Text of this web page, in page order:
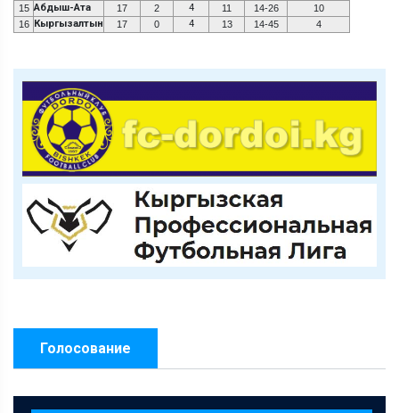
15 Абдыш-Ата 17 2 4 11 14-26
10
16 Кыргызалтын 17 0 4 13 14-45 4
Голосование